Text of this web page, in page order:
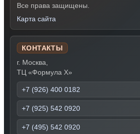
Все права защищены.
Карта сайта
КОНТАКТЫ
г. Москва,
ТЦ «Формула Х»
+7 (926) 400 0182
+7 (925) 542 0920
+7 (495) 542 0920